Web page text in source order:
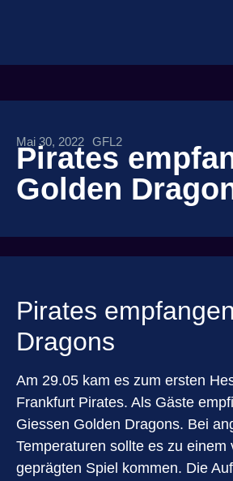
Mai 30, 2022 GFL2
Pirates
Golden
Pirates
Dragons
Am 29.05 kam es zum ersten
Frankfurt Pirates. Als Gäste
Giessen Golden Dragons. Bei
Temperaturen sollte es zu einem
geprägten Spiel kommen. Die